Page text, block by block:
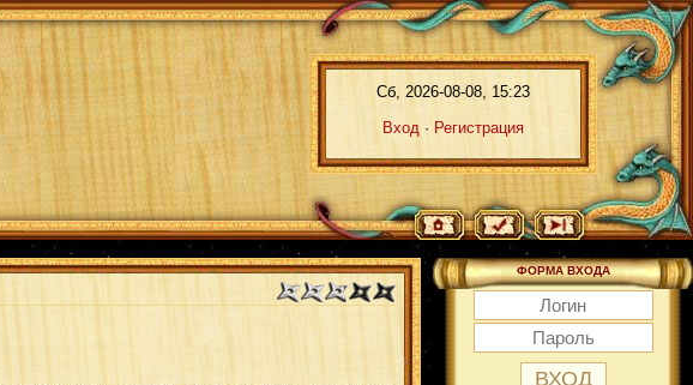
Сб, 2026-08-08, 15:23
Вход · Регистрация
ФОРМА ВХОДА